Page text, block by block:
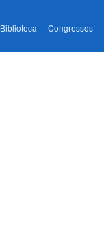
Biblioteca Congressos